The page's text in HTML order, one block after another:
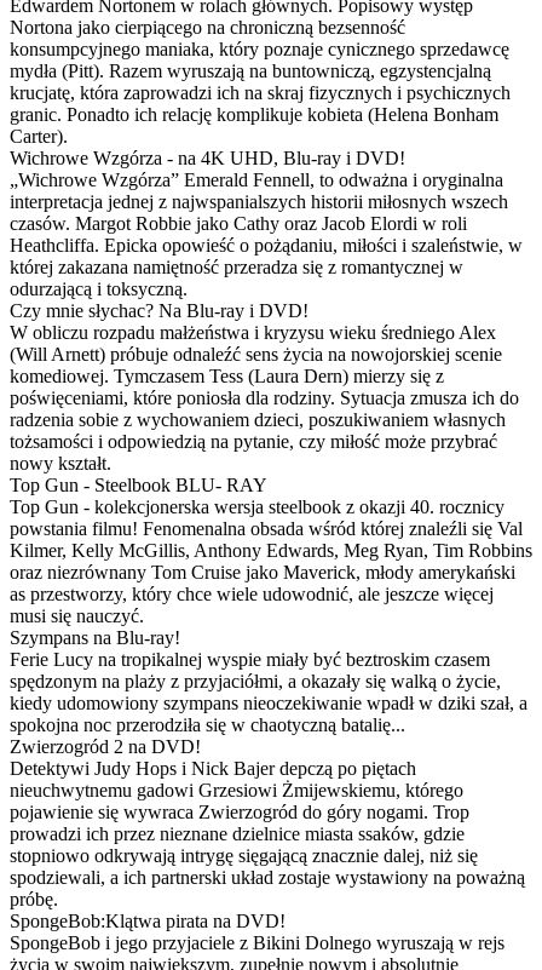
Edwardem Nortonem w rolach głównych. Popisowy występ
Nortona jako cierpiącego na chroniczną bezsenność
konsumpcyjnego maniaka, który poznaje cynicznego sprzedawcę
mydła (Pitt). Razem wyruszają na buntowniczą, egzystencjalną
krucjatę, która zaprowadzi ich na skraj fizycznych i psychicznych
granic. Ponadto ich relację komplikuje kobieta (Helena Bonham
Carter).
Wichrowe Wzgórza - na 4K UHD, Blu-ray i DVD!
„Wichrowe Wzgórza” Emerald Fennell, to odważna i oryginalna
interpretacja jednej z najwspanialszych historii miłosnych wszech
czasów. Margot Robbie jako Cathy oraz Jacob Elordi w roli
Heathcliffa. Epicka opowieść o pożądaniu, miłości i szaleństwie, w
której zakazana namiętność przeradza się z romantycznej w
odurzającą i toksyczną.
Czy mnie słychac? Na Blu-ray i DVD!
W obliczu rozpadu małżeństwa i kryzysu wieku średniego Alex
(Will Arnett) próbuje odnaleźć sens życia na nowojorskiej scenie
komediowej. Tymczasem Tess (Laura Dern) mierzy się z
poświęceniami, które poniosła dla rodziny. Sytuacja zmusza ich do
radzenia sobie z wychowaniem dzieci, poszukiwaniem własnych
tożsamości i odpowiedzią na pytanie, czy miłość może przybrać
nowy kształt.
Top Gun - Steelbook BLU- RAY
Top Gun - kolekcjonerska wersja steelbook z okazji 40. rocznicy
powstania filmu! Fenomenalna obsada wśród której znaleźli się Val
Kilmer, Kelly McGillis, Anthony Edwards, Meg Ryan, Tim Robbins
oraz niezrównany Tom Cruise jako Maverick, młody amerykański
as przestworzy, który chce wiele udowodnić, ale jeszcze więcej
musi się nauczyć.
Szympans na Blu-ray!
Ferie Lucy na tropikalnej wyspie miały być beztroskim czasem
spędzonym na plaży z przyjaciółmi, a okazały się walką o życie,
kiedy udomowiony szympans nieoczekiwanie wpadł w dziki szał, a
spokojna noc przerodziła się w chaotyczną batalię...
Zwierzogród 2 na DVD!
Detektywi Judy Hops i Nick Bajer depczą po piętach
nieuchwytnemu gadowi Grzesiowi Żmijewskiemu, którego
pojawienie się wywraca Zwierzogród do góry nogami. Trop
prowadzi ich przez nieznane dzielnice miasta ssaków, gdzie
stopniowo odkrywają intrygę sięgającą znacznie dalej, niż się
spodziewali, a ich partnerski układ zostaje wystawiony na poważną
próbę.
SpongeBob:Klątwa pirata na DVD!
SpongeBob i jego przyjaciele z Bikini Dolnego wyruszają w rejs
życia w swoim największym, zupełnie nowym i absolutnie